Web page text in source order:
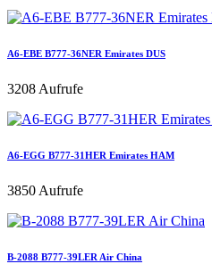
A6-EBE B777-36NER Emirates DUS
3208 Aufrufe
A6-EGG B777-31HER Emirates HAM
3850 Aufrufe
B-2088 B777-39LER Air China